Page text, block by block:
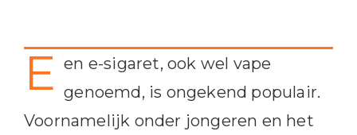
E en e-sigaret, ook wel vape
genoemd, is ongekend populair.
Voornamelijk onder jongeren en het